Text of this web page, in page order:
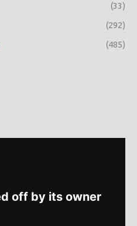
(33)
(292)
(485)